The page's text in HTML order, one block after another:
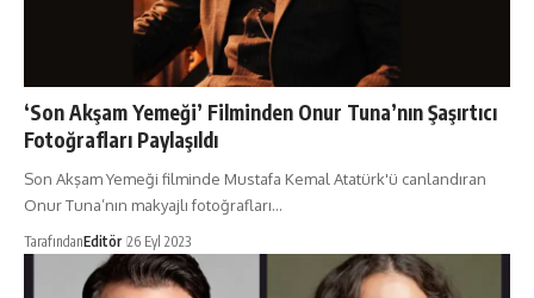
‘Son Akşam Yemeği’ Filminden Onur Tuna’nın Şaşırtıcı
Fotoğrafları Paylaşıldı
Son Akşam Yemeği filminde Mustafa Kemal Atatürk'ü canlandıran
Onur Tuna’nın makyajlı fotoğrafları…
TarafındanEditör 26 Eyl 2023